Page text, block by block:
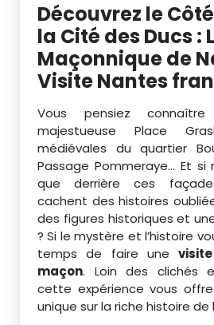
Découvrez le
la Cité des Ducs :
Maçonnique de
Visite Nantes
Vous pensiez
majestueuse Place
médiévales du quartier
Passage Pommeraye… Et si
que derrière ces
cachent des histoires
des figures historiques et
? Si le mystère et l’histoire
temps de faire une
maçon. Loin des clichés
cette expérience vous
unique sur la riche histoire de